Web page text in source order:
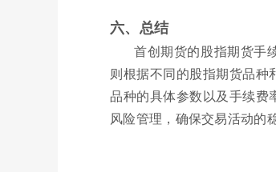
六、总结
首创期货的股指期货手
则根据不同的股指期货品
品种的具体参数以及手续费
风险管理，确保交易活动的